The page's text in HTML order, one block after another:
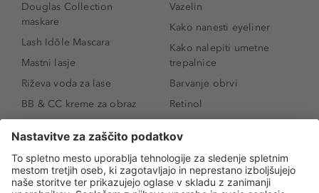
Douglas Collection
maskare
Lash Idôle Mascara
Mastni lasje
Riževa voda za lase
BB & CC kreme za obraz
SPF 30
Senčila za oči
Tekoči puder
Vazelin
Kako nanesti eyeliner
Kako nalepiti umetne
trepalnice
Barvanje obrvi
Retinol
Niacinamid
Rozacea